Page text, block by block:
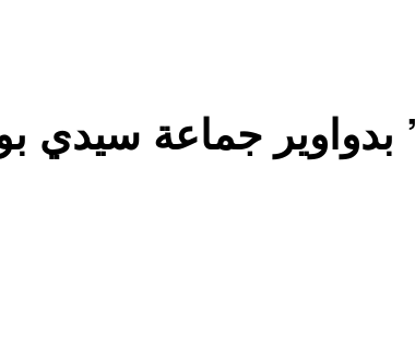
جماعة سيدي